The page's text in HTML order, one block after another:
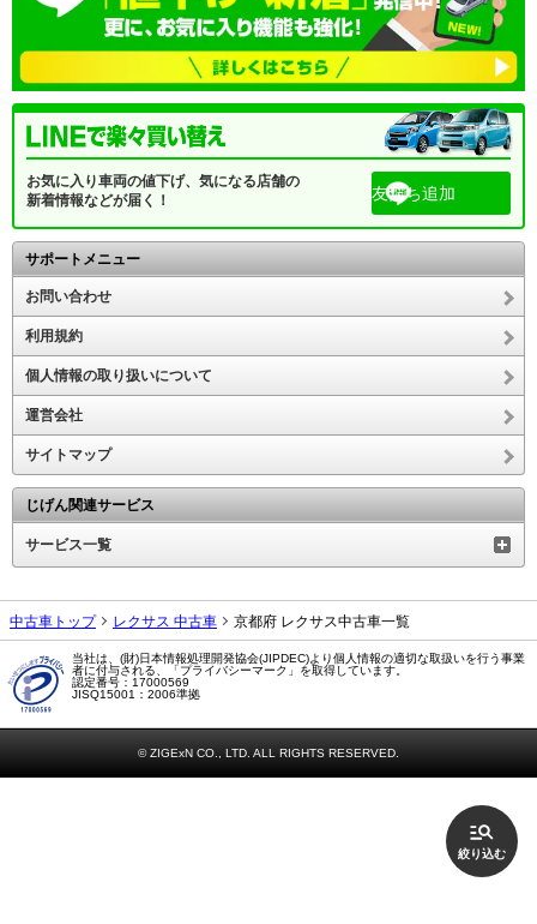
絞り込む
お気に入り車両の値下げ、気になる店舗の
新着情報などが届く！
友だち追加
サポートメニュー
お問い合わせ
利用規約
個人情報の取り扱いについて
運営会社
サイトマップ
じげん関連サービス
サービス一覧
中古車トップ レクサス 中古車 京都府 レクサス中古車一覧
当社は、(財)日本情報処理開発協会(JIPDEC)より個人情報の適切な取扱いを行う事業
者に付与される、「プライバシーマーク」を取得しています。
認定番号：17000569
JISQ15001：2006準拠
© ZIGExN CO., LTD. ALL RIGHTS RESERVED.